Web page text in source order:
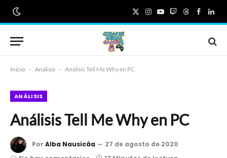
X
(Twitter)
Instagram
YouTube
TwitchThreads
Inicio - Análisis - Análisis Tell Me Why en PC
ANÁLISIS
Análisis Tell Me Why en PC
Por Alba Nausicáa
27 de agosto de 2020